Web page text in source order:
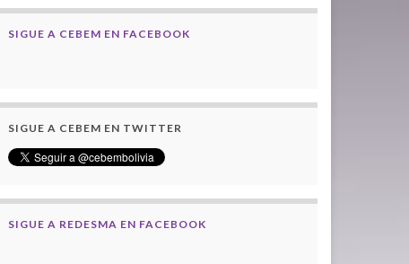
SIGUE A CEBEM EN FACEBOOK
SIGUE A CEBEM EN TWITTER
SIGUE A REDESMA EN FACEBOOK